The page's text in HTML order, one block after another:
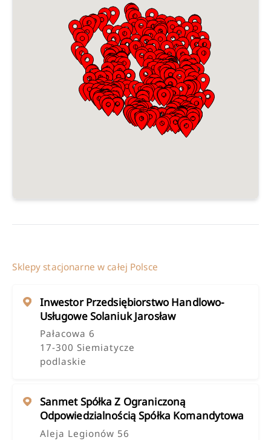
Sklepy stacjonarne w całej Polsce
Inwestor Przedsiębiorstwo Handlowo-
Usługowe Solaniuk Jarosław
Pałacowa 6
17-300 Siemiatycze
podlaskie
Sanmet Spółka Z Ograniczoną
Odpowiedzialnością Spółka Komandytowa
Aleja Legionów 56